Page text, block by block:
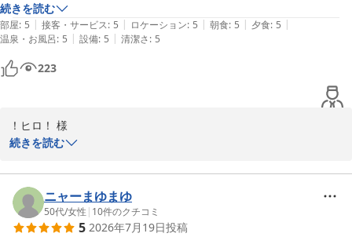
家」のようにいつでも安心して、心地よくお過ごしいただける宿で
あり続けられるよう、より一層のサービス向上に努めてまいりま
す。
秩父は四季折々で美しい自然の表情を楽しめる魅力的な土地でござ
います。また季節を変えて、いつでも羽を伸ばしにお帰りください
お客様のまたのご来館を、スタッフ一同心よりお待ち申し上げてお
ゆの宿和どう
和銅鉱泉 薬師の湯 ゆの宿 和どう
近いうちにまた利用させていただきます。
続きを読む
部屋: 5 | 接客・サービス: 5 | ロケーション: 5 | 朝食: 5 | 夕食: 5 |
温泉・お風呂: 5 | 設備: 5 | 清潔さ: 5
223
！ヒロ！ 様
おもてなしをお褒めいただき、スタッフ一同大変うれしく思いま
す。
お食事・お風呂・お部屋を満点と評価してくださり、光栄です。
近いうちのご来訪を心よりお待ちしております。次回も変わらずの
続きを読む
ニャーまゆまゆ
50代/女性 | 10件のクチコミ
5 2026年7月19日投稿